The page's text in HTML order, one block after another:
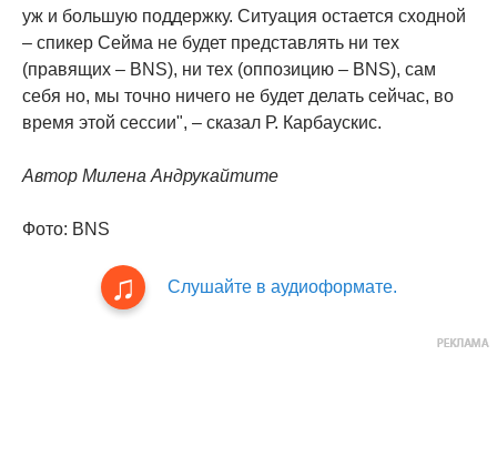
уж и большую поддержку. Ситуация остается сходной
– спикер Cейма не будет представлять ни тех
(правящих – BNS), ни тех (оппозицию – BNS), сам
себя но, мы точно ничего не будет делать сейчас, во
время этой сессии", – сказал Р. Карбаускис.
Автор Милена Андрукайтите
Фото: BNS
Слушайте в аудиоформате.